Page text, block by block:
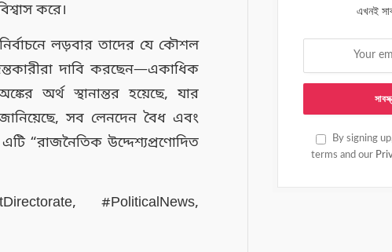
করে।
লড়বার তাদের যে কৌশল
দাবি করছেন—একাধিক
অর্থ স্থানান্তর হয়েছে, যার
জানিয়েছে, সব লেনদেন বৈধ এবং
“রাজনৈতিক উদ্দেশ্যপ্রণোদিত
#PoliticalNews,
এখনই
By signing
terms and our